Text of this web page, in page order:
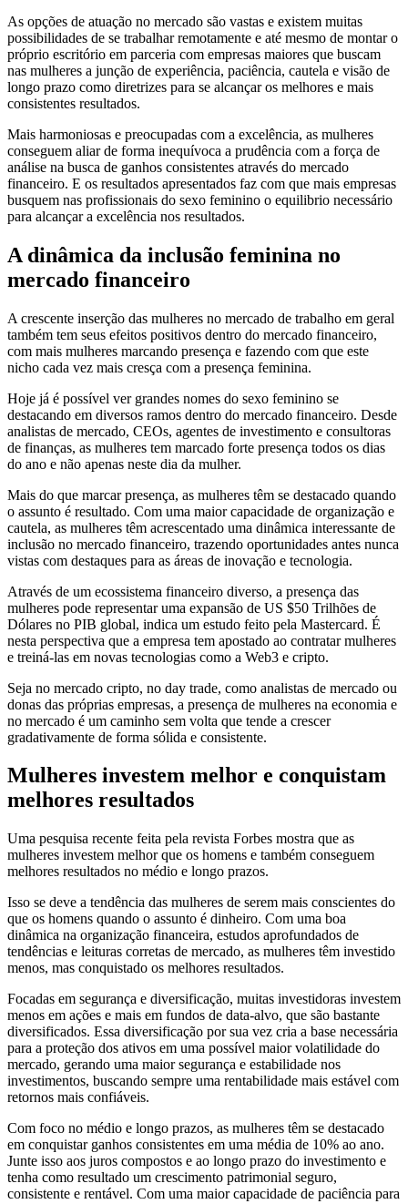
As opções de atuação no mercado são vastas e existem muitas
possibilidades de se trabalhar remotamente e até mesmo de montar o
próprio escritório em parceria com empresas maiores que buscam
nas mulheres a junção de experiência, paciência, cautela e visão de
longo prazo como diretrizes para se alcançar os melhores e mais
consistentes resultados.
Mais harmoniosas e preocupadas com a excelência, as mulheres
conseguem aliar de forma inequívoca a prudência com a força de
análise na busca de ganhos consistentes através do mercado
financeiro. E os resultados apresentados faz com que mais empresas
busquem nas profissionais do sexo feminino o equilibrio necessário
para alcançar a excelência nos resultados.
A dinâmica da inclusão feminina no
mercado financeiro
A crescente inserção das mulheres no mercado de trabalho em geral
também tem seus efeitos positivos dentro do mercado financeiro,
com mais mulheres marcando presença e fazendo com que este
nicho cada vez mais cresça com a presença feminina.
Hoje já é possível ver grandes nomes do sexo feminino se
destacando em diversos ramos dentro do mercado financeiro. Desde
analistas de mercado, CEOs, agentes de investimento e consultoras
de finanças, as mulheres tem marcado forte presença todos os dias
do ano e não apenas neste dia da mulher.
Mais do que marcar presença, as mulheres têm se destacado quando
o assunto é resultado. Com uma maior capacidade de organização e
cautela, as mulheres têm acrescentado uma dinâmica interessante de
inclusão no mercado financeiro, trazendo oportunidades antes nunca
vistas com destaques para as áreas de inovação e tecnologia.
Através de um ecossistema financeiro diverso, a presença das
mulheres pode representar uma expansão de US $50 Trilhões de
Dólares no PIB global, indica um estudo feito pela Mastercard. É
nesta perspectiva que a empresa tem apostado ao contratar mulheres
e treiná-las em novas tecnologias como a Web3 e cripto.
Seja no mercado cripto, no day trade, como analistas de mercado ou
donas das próprias empresas, a presença de mulheres na economia e
no mercado é um caminho sem volta que tende a crescer
gradativamente de forma sólida e consistente.
Mulheres investem melhor e conquistam
melhores resultados
Uma pesquisa recente feita pela revista Forbes mostra que as
mulheres investem melhor que os homens e também conseguem
melhores resultados no médio e longo prazos.
Isso se deve a tendência das mulheres de serem mais conscientes do
que os homens quando o assunto é dinheiro. Com uma boa
dinâmica na organização financeira, estudos aprofundados de
tendências e leituras corretas de mercado, as mulheres têm investido
menos, mas conquistado os melhores resultados.
Focadas em segurança e diversificação, muitas investidoras investem
menos em ações e mais em fundos de data-alvo, que são bastante
diversificados. Essa diversificação por sua vez cria a base necessária
para a proteção dos ativos em uma possível maior volatilidade do
mercado, gerando uma maior segurança e estabilidade nos
investimentos, buscando sempre uma rentabilidade mais estável com
retornos mais confiáveis.
Com foco no médio e longo prazos, as mulheres têm se destacado
em conquistar ganhos consistentes em uma média de 10% ao ano.
Junte isso aos juros compostos e ao longo prazo do investimento e
tenha como resultado um crescimento patrimonial seguro,
consistente e rentável. Com uma maior capacidade de paciência para